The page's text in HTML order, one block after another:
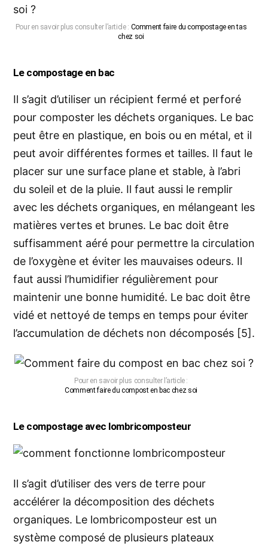
Pour en savoir plus consulter l’article : Comment faire du compostage en tas
chez soi
Le compostage en bac
Il s’agit d’utiliser un récipient fermé et perforé
pour composter les déchets organiques. Le bac
peut être en plastique, en bois ou en métal, et il
peut avoir différentes formes et tailles. Il faut le
placer sur une surface plane et stable, à l’abri
du soleil et de la pluie. Il faut aussi le remplir
avec les déchets organiques, en mélangeant les
matières vertes et brunes. Le bac doit être
suffisamment aéré pour permettre la circulation
de l’oxygène et éviter les mauvaises odeurs. Il
faut aussi l’humidifier régulièrement pour
maintenir une bonne humidité. Le bac doit être
vidé et nettoyé de temps en temps pour éviter
l’accumulation de déchets non décomposés [5].
Pour en savoir plus consulter l’article :
Comment faire du compost en bac chez soi
Le compostage avec lombricomposteur
Il s’agit d’utiliser des vers de terre pour
accélérer la décomposition des déchets
organiques. Le lombricomposteur est un
système composé de plusieurs plateaux